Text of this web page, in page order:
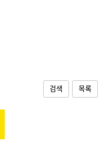
검색 목록